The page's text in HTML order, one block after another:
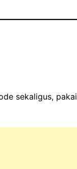
sekaligus,